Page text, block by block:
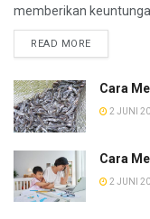
memberikan
READ MORE
Cara
2 JUNI
Cara
2 JUNI